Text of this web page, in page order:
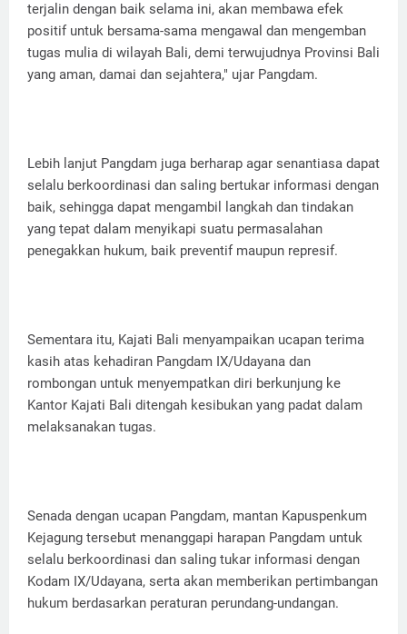
terjalin dengan baik selama ini, akan membawa efek
positif untuk bersama-sama mengawal dan mengemban
tugas mulia di wilayah Bali, demi terwujudnya Provinsi Bali
yang aman, damai dan sejahtera," ujar Pangdam.
Lebih lanjut Pangdam juga berharap agar senantiasa dapat
selalu berkoordinasi dan saling bertukar informasi dengan
baik, sehingga dapat mengambil langkah dan tindakan
yang tepat dalam menyikapi suatu permasalahan
penegakkan hukum, baik preventif maupun represif.
Sementara itu, Kajati Bali menyampaikan ucapan terima
kasih atas kehadiran Pangdam IX/Udayana dan
rombongan untuk menyempatkan diri berkunjung ke
Kantor Kajati Bali ditengah kesibukan yang padat dalam
melaksanakan tugas.
Senada dengan ucapan Pangdam, mantan Kapuspenkum
Kejagung tersebut menanggapi harapan Pangdam untuk
selalu berkoordinasi dan saling tukar informasi dengan
Kodam IX/Udayana, serta akan memberikan pertimbangan
hukum berdasarkan peraturan perundang-undangan.